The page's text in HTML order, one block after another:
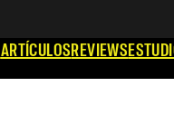
ARTÍCULOSREVIEWS